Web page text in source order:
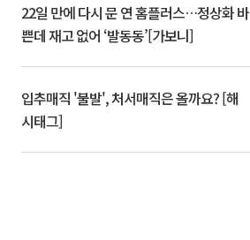
22일 만에 다시 문 연 홈플러스…정상화 바
쁜데 재고 없어 ‘발동동’[가보니]
입추매직 '불발', 처서매직은 올까요? [해
시태그]